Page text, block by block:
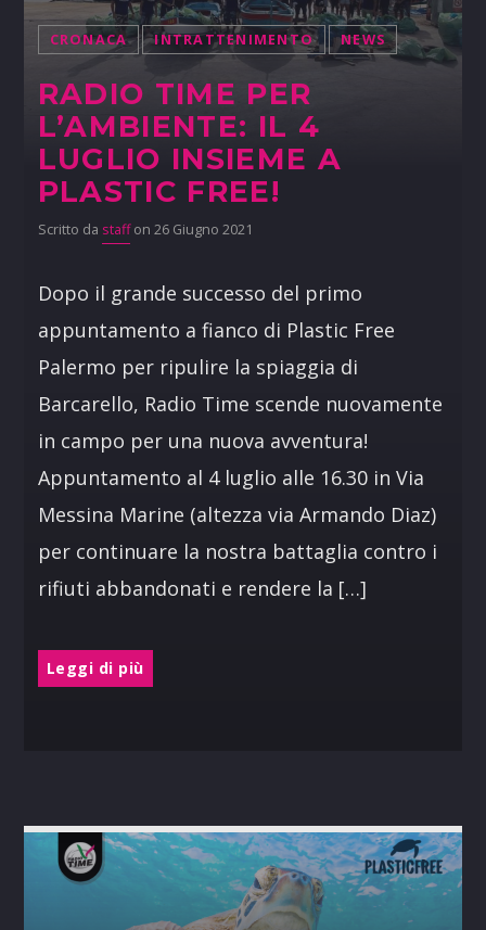
CRONACA INTRATTENIMENTO NEWS
RADIO TIME PER
L’AMBIENTE: IL 4
LUGLIO INSIEME A
PLASTIC FREE!
Scritto da staffon 26 Giugno 2021
Dopo il grande successo del primo
appuntamento a fianco di Plastic Free
Palermo per ripulire la spiaggia di
Barcarello, Radio Time scende nuovamente
in campo per una nuova avventura!
Appuntamento al 4 luglio alle 16.30 in Via
Messina Marine (altezza via Armando Diaz)
per continuare la nostra battaglia contro i
rifiuti abbandonati e rendere la […]
Leggi di più